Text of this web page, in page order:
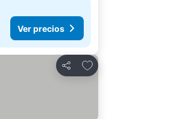
Ver precios
Compartir
Añadir a favoritos